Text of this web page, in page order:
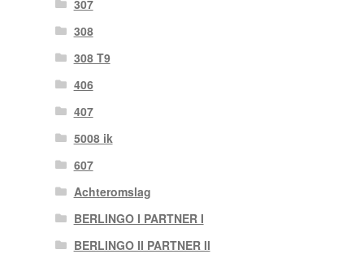
307
308
308 T9
406
407
5008 ik
607
Achteromslag
BERLINGO I PARTNER I
BERLINGO II PARTNER II